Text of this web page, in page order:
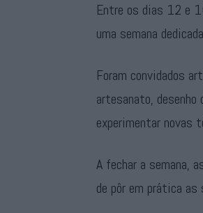
Entre os dias 12 e
uma semana
Foram convidados
artesanato,
experimentar novas
A fechar a semana,
de pôr em prática